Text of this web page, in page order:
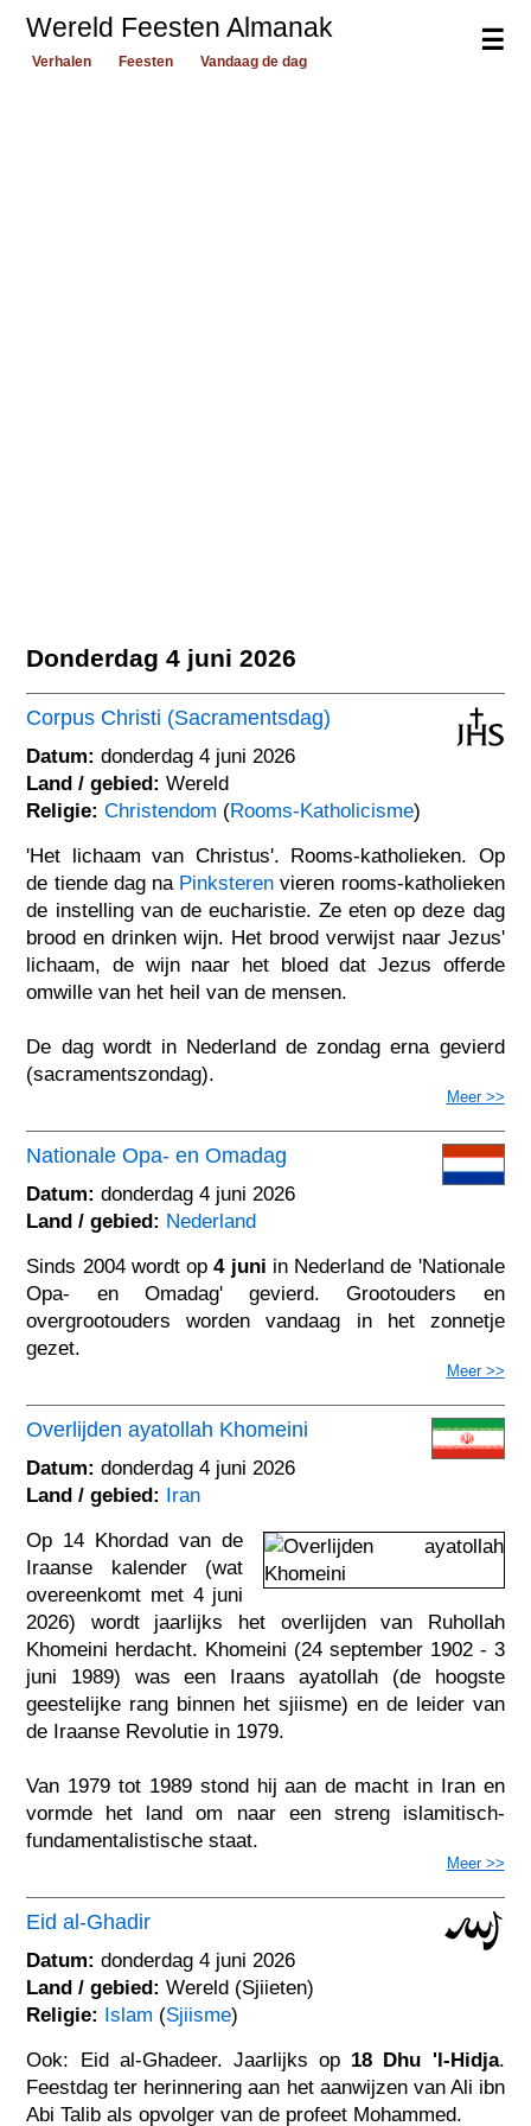
☰
Wereld Feesten Almanak
Verhalen Feesten Vandaag de dag
Donderdag 4 juni 2026
Corpus Christi (Sacramentsdag)
Datum: donderdag 4 juni 2026
Land / gebied: Wereld
Religie: Christendom (Rooms-Katholicisme)
'Het lichaam van Christus'. Rooms-katholieken. Op
de tiende dag na Pinksteren vieren rooms-katholieken
de instelling van de eucharistie. Ze eten op deze dag
brood en drinken wijn. Het brood verwijst naar Jezus'
lichaam, de wijn naar het bloed dat Jezus offerde
omwille van het heil van de mensen.
De dag wordt in Nederland de zondag erna gevierd
(sacramentszondag).
Meer >>
Nationale Opa- en Omadag
Datum: donderdag 4 juni 2026
Land / gebied: Nederland
Sinds 2004 wordt op4 juni in Nederland de 'Nationale
Opa- en Omadag' gevierd. Grootouders en
overgrootouders worden vandaag in het zonnetje
gezet.
Meer >>
Overlijden ayatollah Khomeini
Datum: donderdag 4 juni 2026
Land / gebied: Iran
Op 14 Khordad van de
Iraanse kalender (wat
overeenkomt met 4 juni
2026) wordt jaarlijks het overlijden van Ruhollah
Khomeini herdacht. Khomeini (24 september 1902 - 3
juni 1989) was een Iraans ayatollah (de hoogste
geestelijke rang binnen het sjiisme) en de leider van
de Iraanse Revolutie in 1979.
Van 1979 tot 1989 stond hij aan de macht in Iran en
vormde het land om naar een streng islamitisch-
fundamentalistische staat.
Meer >>
Eid al-Ghadir
Datum: donderdag 4 juni 2026
Land / gebied: Wereld (Sjiieten)
Religie: Islam (Sjiisme)
Ook: Eid al-Ghadeer. Jaarlijks op 18 Dhu 'l-Hidja.
Feestdag ter herinnering aan het aanwijzen van Ali ibn
Abi Talib als opvolger van de profeet Mohammed.